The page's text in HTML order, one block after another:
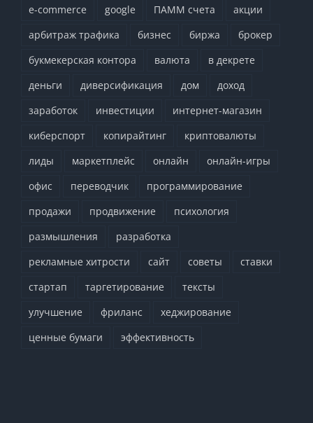
e-commerce google ПАММ счета
акции
арбитраж трафика
бизнес биржа
брокер
букмекерская контора
валюта
в декрете
деньги
диверсификация дом
доход
заработок
инвестиции
интернет-магазин
киберспорт
копирайтинг
криптовалюты
лиды
маркетплейс онлайн
онлайн-игры
офис
переводчик
программирование
продажи
продвижение
психология
размышления
разработка
рекламные хитрости
сайт советы
ставки
стартап
таргетирование
тексты
улучшение
фриланс
хеджирование
ценные бумаги
эффективность